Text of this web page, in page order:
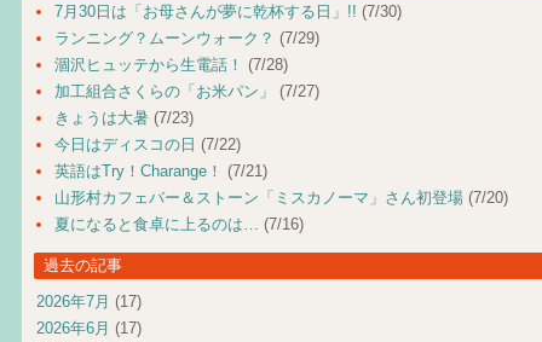
7月30日は「お母さんが夢に乾杯する日」!! (7/30)
ランニング？ムーンウォーク？ (7/29)
涸沢ヒュッテから生電話！ (7/28)
加工組合さくらの「お米パン」
(7/27)
きょうは大暑 (7/23)
今日はディスコの日 (7/22)
英語はTry！Charange！ (7/21)
山形村カフェバー＆ストーン「ミスカノーマ」さん初登場 (7/20)
夏になると食卓に上るのは… (7/16)
過去の記事
2026年7月 (17)
2026年6月 (17)